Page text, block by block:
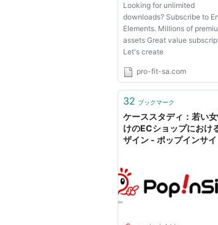
Looking for unlimited
downloads? Subscribe to
Elements. Millions of
assets Great value
Let's create
pro-fit-sa.com
32 ブックマーク
ケーススタディ：若い
けのECショップにおけ
ザイン - ポップインサイ